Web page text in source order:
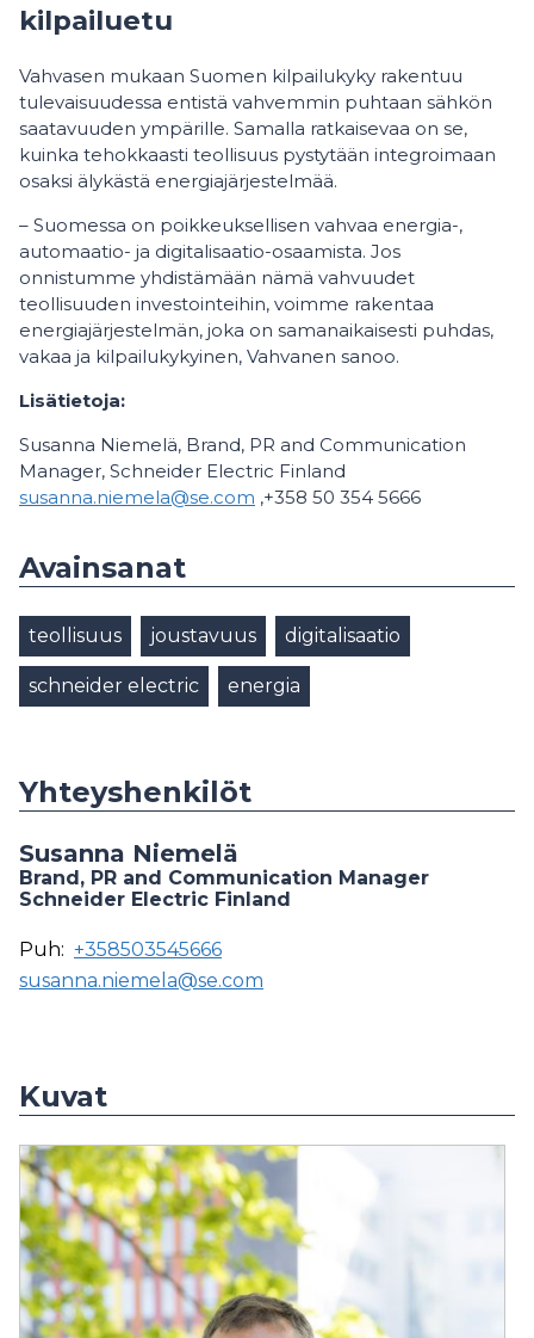
kilpailuetu
Vahvasen mukaan Suomen kilpailukyky rakentuu
tulevaisuudessa entistä vahvemmin puhtaan sähkön
saatavuuden ympärille. Samalla ratkaisevaa on se,
kuinka tehokkaasti teollisuus pystytään integroimaan
osaksi älykästä energiajärjestelmää.
– Suomessa on poikkeuksellisen vahvaa energia-,
automaatio- ja digitalisaatio-osaamista. Jos
onnistumme yhdistämään nämä vahvuudet
teollisuuden investointeihin, voimme rakentaa
energiajärjestelmän, joka on samanaikaisesti puhdas,
vakaa ja kilpailukykyinen, Vahvanen sanoo.
Lisätietoja:
Susanna Niemelä, Brand, PR and Communication
Manager, Schneider Electric Finland
susanna.niemela@se.com ,+358 50 354 5666
Avainsanat
teollisuus joustavuus digitalisaatio
schneider electric energia
Yhteyshenkilöt
Susanna Niemelä
Brand, PR and Communication Manager
Schneider Electric Finland
Puh: +358503545666
susanna.niemela@se.com
Kuvat